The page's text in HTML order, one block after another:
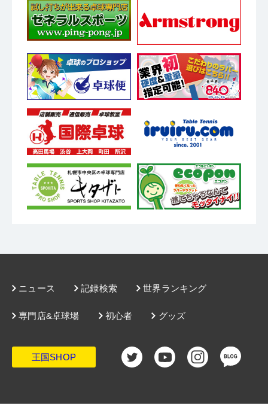
ニュース 記録検索 世界ランキング
グッズ
専門店&卓球場 初心者
王国SHOP